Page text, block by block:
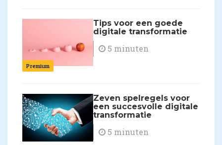
Premium
Tips voor een goede
digitale transformatie
5 minuten
Zeven spelregels voor
een succesvolle digitale
transformatie
5 minuten